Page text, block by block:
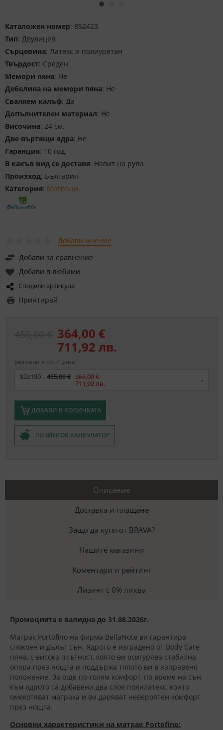
Каталожен номер: 852423
Тип: Двулицев
Сърцевина: Латекс и полиуретан
Твърдост: Среден
Мемори пяна: Не
Дебелина на мемори пяна: Не
Сваляем калъф: Да
Допълнителен материал: Не
Височина: 24 см.
Две въртящи ядра: Не
Гаранция: 10 год.
В какъв вид се доставя: Навит на руло
Произход: България
Категория: Матраци
Добави мнение
Добави за сравнение
Добави в любими
Сподели артикула
Принтирай
364,00 €
711,92 лв.
размери в см. / цена
Размер
82x190 - 455,00 € 364,00 €
711,92 лв.
ДОБАВИ В КОЛИЧКАТА
ЛИЗИНГОВ КАЛКУЛАТОР
Описание
Доставка и плащане
Защо да купя от BRAVA?
Нашите магазини
Коментари и рейтинг
Лизинг с 0% лихва
Промоцията е валидна до 31.08.2026г.
Матрак Portofino на фирма BellaNote ви гарантира
спокоен и дълъг сън. Ядрото е изградено от Body Care
пяна, с висока плътност, която ви осигурява стабилна
опора през нощта и поддържа тялото ви в изправено
положение. За още по-голям комфорт, по време на сън,
към ядрото са добавени два слоя полилатекс, които
омекотяват матрака и ви даряват невероятен комфорт
през нощта.
Основни характеристики на матрак Portofino: